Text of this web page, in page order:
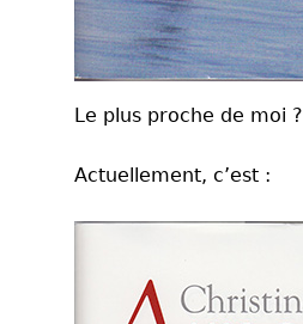
Le plus proche de moi ?
Actuellement, c’est :